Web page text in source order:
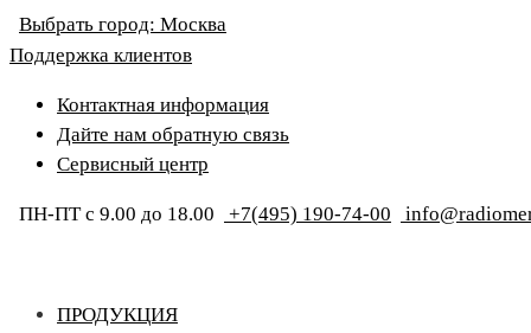
Выбрать город: Москва
Поддержка клиентов
Контактная информация
Дайте нам обратную связь
Сервисный центр
ПН-ПТ с 9.00 до 18.00 +7(495) 190-74-00
ПРОДУКЦИЯ